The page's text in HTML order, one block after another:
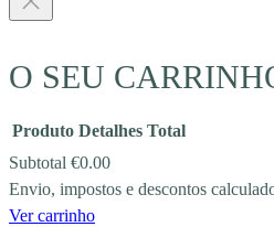
O SEU
PRODUCTS
Produto Detalhes Total
Subtotal €0.00
Envio, impostos e descontos
Ver carrinho